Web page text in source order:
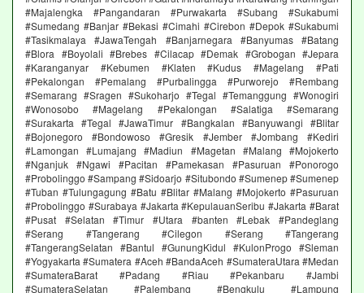
#Majalengka #Pangandaran #Purwakarta #Subang #Sukabumi
#Sumedang #Banjar #Bekasi #Cimahi #Cirebon #Depok #Sukabumi
#Tasikmalaya #JawaTengah #Banjarnegara #Banyumas #Batang
#Blora #Boyolali #Brebes #Cilacap #Demak #Grobogan #Jepara
#Karanganyar #Kebumen #Klaten #Kudus #Magelang #Pati
#Pekalongan #Pemalang #Purbalingga #Purworejo #Rembang
#Semarang #Sragen #Sukoharjo #Tegal #Temanggung #Wonogiri
#Wonosobo #Magelang #Pekalongan #Salatiga #Semarang
#Surakarta #Tegal #JawaTimur #Bangkalan #Banyuwangi #Blitar
#Bojonegoro #Bondowoso #Gresik #Jember #Jombang #Kediri
#Lamongan #Lumajang #Madiun #Magetan #Malang #Mojokerto
#Nganjuk #Ngawi #Pacitan #Pamekasan #Pasuruan #Ponorogo
#Probolinggo #Sampang #Sidoarjo #Situbondo #Sumenep #Sumenep
#Tuban #Tulungagung #Batu #Blitar #Malang #Mojokerto #Pasuruan
#Probolinggo #Surabaya #Jakarta #KepulauanSeribu #Jakarta #Barat
#Pusat #Selatan #Timur #Utara #banten #Lebak #Pandeglang
#Serang #Tangerang #Cilegon #Serang #Tangerang
#TangerangSelatan #Bantul #GunungKidul #KulonProgo #Sleman
#Yogyakarta #Sumatera #Aceh #BandaAceh #SumateraUtara #Medan
#SumateraBarat #Padang #Riau #Pekanbaru #Jambi
#SumateraSelatan #Palembang #Bengkulu #Lampung